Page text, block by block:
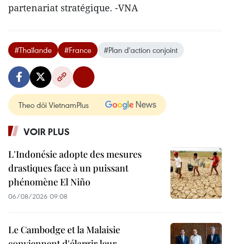
partenariat stratégique. -VNA
#Thaïlande #France #Plan d'action conjoint
Theo dõi VietnamPlus
VOIR PLUS
L'Indonésie adopte des mesures
drastiques face à un puissant
phénomène El Niño
06/08/2026 09:08
Le Cambodge et la Malaisie